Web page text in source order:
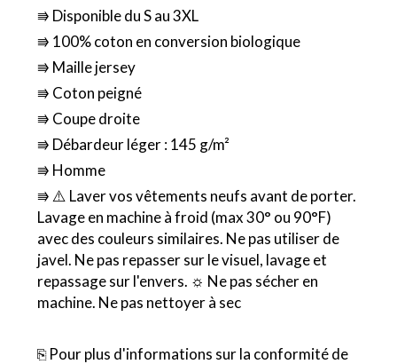
⭆ Disponible du S au 3XL
⭆ 100% coton en conversion biologique
⭆ Maille jersey
⭆ Coton peigné
⭆ Coupe droite
⭆ Débardeur léger : 145 g/m²
⭆ Homme
⭆ ⚠️ Laver vos vêtements neufs avant de porter.
Lavage en machine à froid (max 30° ou 90°F)
avec des couleurs similaires. Ne pas utiliser de
javel. Ne pas repasser sur le visuel, lavage et
repassage sur l'envers. ☼ Ne pas sécher en
machine. Ne pas nettoyer à sec
⎘ Pour plus d'informations sur la conformité de